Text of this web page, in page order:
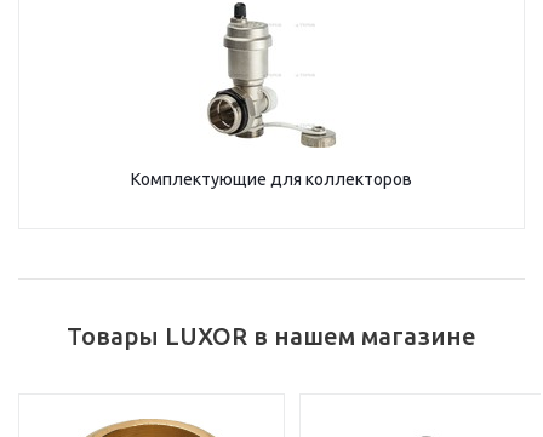
Комплектующие для коллекторов
Товары LUXOR в нашем магазине